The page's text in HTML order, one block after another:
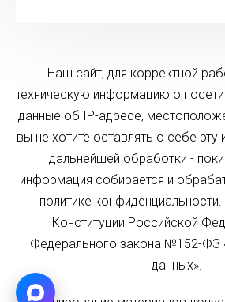
Наш сайт, для корректной
техническую информацию о
данные об IP-адресе,
вы не хотите оставлять о себе
дальнейшей обработки -
информация собирается и
политике
Конституции Российской
Федерального закона №152-ФЗ
данных».